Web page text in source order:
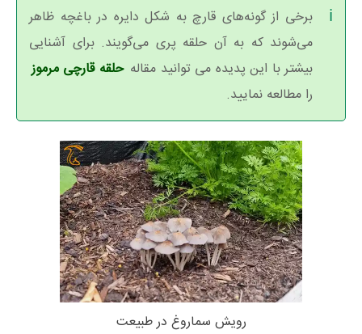
برخی از گونه‌های قارچ به شکل دایره در باغچه ظاهر
می‌شوند که به آن حلقه پری می‌گویند. برای آشنایی
بیشتر با این پدیده می توانید مقاله حلقه قارچی مرموز
را مطالعه نمایید.
رویش سماروغ در طبیعت